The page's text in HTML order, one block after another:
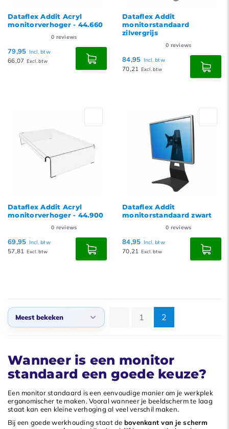
Dataflex Addit Acryl
monitorverhoger - 44.660
0 reviews
79,95 Incl. btw
66,07 Excl. btw
Dataflex Addit
monitorstandaard
zilvergrijs
0 reviews
84,95 Incl. btw
70,21 Excl. btw
Dataflex Addit Acryl
monitorverhoger - 44.900
0 reviews
69,95 Incl. btw
57,81 Excl. btw
Dataflex Addit
monitorstandaard zwart
0 reviews
84,95 Incl. btw
70,21 Excl. btw
Meest bekeken
Meest bekeken
Nieuwste producten
Laagste prijs
Hoogste prijs
1 2
Wanneer is een monitor
standaard een goede keuze?
Een monitor standaard is een eenvoudige manier om je werkplek
ergonomischer te maken. Vooral wanneer je beeldscherm te laag
staat kan een kleine verhoging al veel verschil maken.
Bij een goede werkhouding staat de bovenkant van je scherm